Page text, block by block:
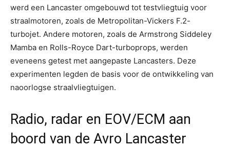
werd een Lancaster omgebouwd tot testvliegtuig voor
straalmotoren, zoals de Metropolitan-Vickers F.2-
turbojet. Andere motoren, zoals de Armstrong Siddeley
Mamba en Rolls-Royce Dart-turboprops, werden
eveneens getest met aangepaste Lancasters. Deze
experimenten legden de basis voor de ontwikkeling van
naoorlogse straalvliegtuigen.
Radio, radar en EOV/ECM aan
boord van de Avro Lancaster